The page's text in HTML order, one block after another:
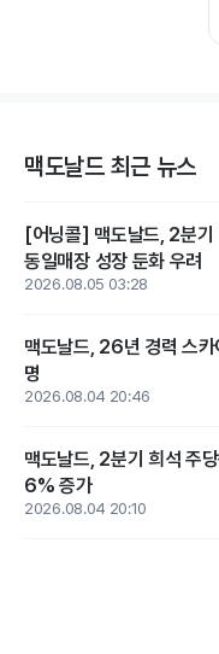
맥도날드 최근 뉴스
[어닝콜] 맥도날드, 2분
동일매장 성장 둔화 우려
2026.08.05 03:28
맥도날드, 26년 경력 스
명
2026.08.04 20:46
맥도날드, 2분기 희석 주
6% 증가
2026.08.04 20:10